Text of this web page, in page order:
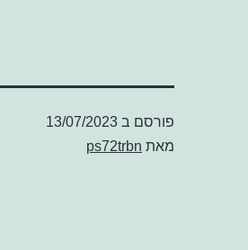
פורסם ב 13/07/2023
מאת ps72trbn